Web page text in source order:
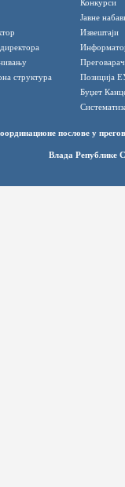
структура
Јавне
Извештаји
Позиција
Буџет
послове у
Влада Републике